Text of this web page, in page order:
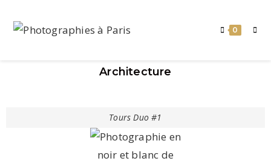
0
Architecture
Tours Duo #1